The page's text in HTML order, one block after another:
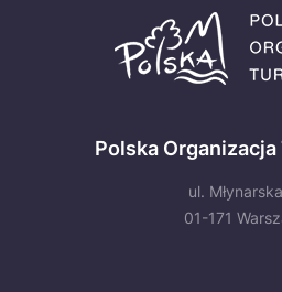
Polska
ul.
01-171